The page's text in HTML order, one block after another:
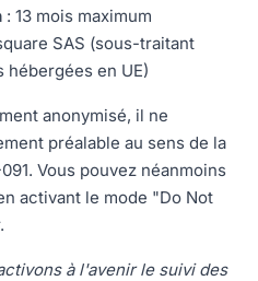
: 13 mois maximum
SAS (sous-traitant
hébergées en UE)
anonymisé, il ne
préalable au sens de la
Vous pouvez néanmoins
activant le mode "Do Not
à l'avenir le suivi des